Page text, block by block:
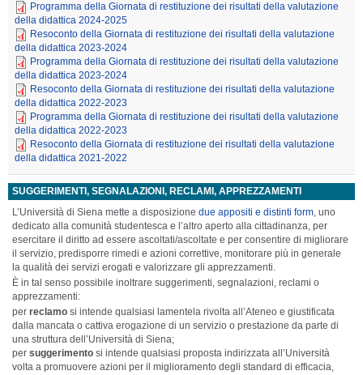
Programma della Giornata di restituzione dei risultati della valutazione
della didattica 2024-2025
Resoconto della Giornata di restituzione dei risultati della valutazione
della didattica 2023-2024
Programma della Giornata di restituzione dei risultati della valutazione
della didattica 2023-2024
Resoconto della Giornata di restituzione dei risultati della valutazione
della didattica 2022-2023
Programma della Giornata di restituzione dei risultati della valutazione
della didattica 2022-2023
Resoconto della Giornata di restituzione dei risultati della valutazione
della didattica 2021-2022
SUGGERIMENTI, SEGNALAZIONI, RECLAMI, APPREZZAMENTI
L’Università di Siena mette a disposizione due appositi e distinti form, uno
dedicato alla comunità studentesca e l’altro aperto alla cittadinanza, per
esercitare il diritto ad essere ascoltati/ascoltate e per consentire di migliorare
il servizio, predisporre rimedi e azioni correttive, monitorare più in generale
la qualità dei servizi erogati e valorizzare gli apprezzamenti.
È in tal senso possibile inoltrare suggerimenti, segnalazioni, reclami o
apprezzamenti:
per reclamo si intende qualsiasi lamentela rivolta all’Ateneo e giustificata
dalla mancata o cattiva erogazione di un servizio o prestazione da parte di
una struttura dell’Università di Siena;
per suggerimento si intende qualsiasi proposta indirizzata all’Università
volta a promuovere azioni per il miglioramento degli standard di efficacia,